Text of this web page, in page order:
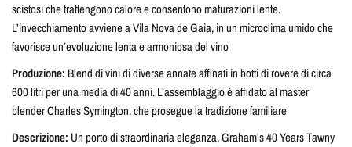
scistosi che trattengono calore e consentono maturazioni lente.
L’invecchiamento avviene a Vila Nova de Gaia, in un microclima umido che
favorisce un’evoluzione lenta e armoniosa del vino
Produzione: Blend di vini di diverse annate affinati in botti di rovere di circa
600 litri per una media di 40 anni. L’assemblaggio è affidato al master
blender Charles Symington, che prosegue la tradizione familiare
Descrizione: Un porto di straordinaria eleganza, Graham’s 40 Years Tawny